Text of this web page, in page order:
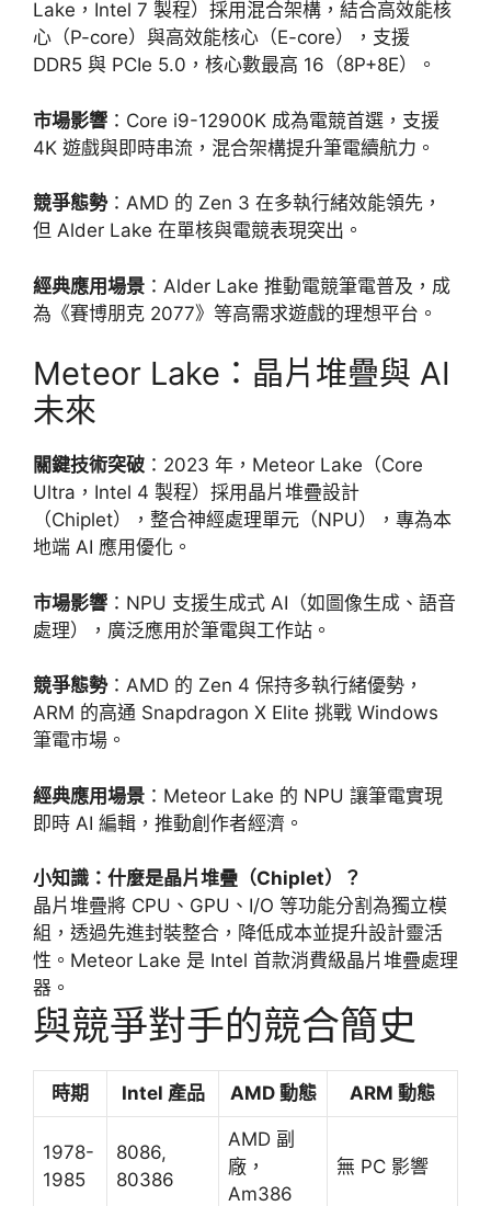
Lake，Intel 7 製程）採用混合架構，結合高效能核
心（P-core）與高效能核心（E-core），支援
DDR5 與 PCIe 5.0，核心數最高 16（8P+8E）。
市場影響 ：Core i9-12900K 成為電競首選，支援
4K 遊戲與即時串流，混合架構提升筆電續航力。
競爭態勢：AMD 的 Zen 3 在多執行緒效能領先，
但 Alder Lake 在單核與電競表現突出。
經典應用場景 ：Alder Lake 推動電競筆電普及，成
為《賽博朋克 2077》等高需求遊戲的理想平台。
Meteor Lake：晶片堆疊與 AI
未來
關鍵技術突破 ：2023 年，Meteor Lake（Core
Ultra，Intel 4 製程）採用晶片堆疊設計
（Chiplet），整合神經處理單元（NPU），專為本
地端 AI 應用優化。
市場影響 ：NPU 支援生成式 AI（如圖像生成、語音
處理），廣泛應用於筆電與工作站。
競爭態勢：AMD 的 Zen 4 保持多執行緒優勢，
ARM 的高通 Snapdragon X Elite 挑戰 Windows
筆電市場。
經典應用場景 ：Meteor Lake 的 NPU 讓筆電實現
即時 AI 編輯，推動創作者經濟。
小知識：什麼是晶片堆疊（Chiplet）？
晶片堆疊將 CPU、GPU、I/O 等功能分割為獨立模
組，透過先進封裝整合，降低成本並提升設計靈活
性。Meteor Lake 是 Intel 首款消費級晶片堆疊處理
器。
與競爭對手的競合簡史
時期 Intel 產品 AMD 動態 ARM 動態
1978-
1985
8086,
80386
AMD 副
廠，
Am386
無 PC 影響